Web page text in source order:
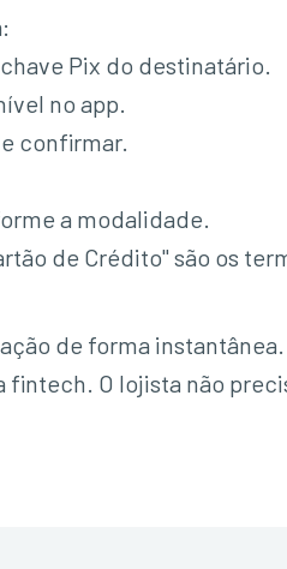
Pix do destinatário.
no app.
confirmar.
a modalidade.
de Crédito" são os
de forma instantânea.
fintech. O lojista não